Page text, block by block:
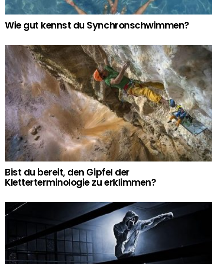
Wie gut kennst du Synchronschwimmen?
Bist du bereit, den Gipfel der
Kletterterminologie zu erklimmen?